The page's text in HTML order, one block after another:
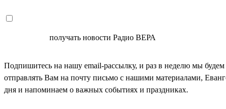
получать новости Радио ВЕРА
Подпишитесь на нашу email-рассылку, и раз в неделю мы будем
отправлять Вам на почту письмо с нашими материалами,
дня и напоминаем о важных событиях и праздниках.